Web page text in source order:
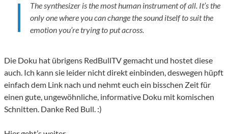
The synthesizer is the most human instrument of all. It’s the
only one where you can change the sound itself to suit the
emotion you’re trying to put across.
Die Doku hat übrigens RedBullTV gemacht und hostet diese
auch. Ich kann sie leider nicht direkt einbinden, deswegen hüpft
einfach dem Link nach und nehmt euch ein bisschen Zeit für
einen gute, ungewöhnliche, informative Doku mit komischen
Schnitten. Danke Red Bull. :)